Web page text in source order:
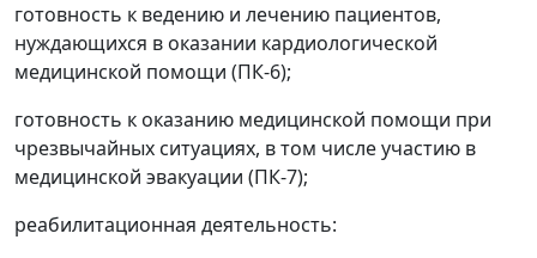
готовность к ведению и лечению пациентов,
нуждающихся в оказании кардиологической
медицинской помощи (ПК-6);
готовность к оказанию медицинской помощи при
чрезвычайных ситуациях, в том числе участию в
медицинской эвакуации (ПК-7);
реабилитационная деятельность: